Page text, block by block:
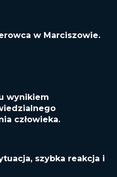
w Marciszowie.
wynikiem
człowieka.
szybka reakcja i